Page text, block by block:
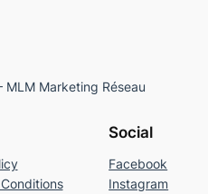
MLM Marketing Réseau
Social
Facebook
Instagram